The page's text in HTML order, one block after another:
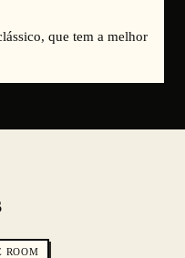
que tem a melhor
ROOM